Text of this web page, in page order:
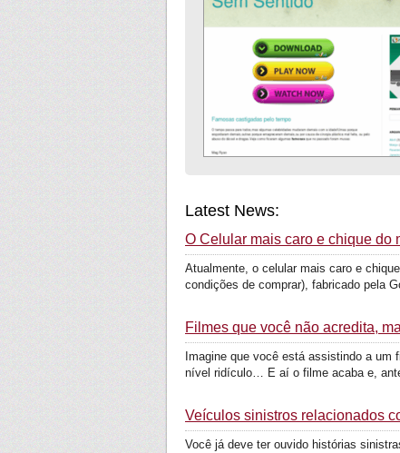
Latest News:
O Celular mais caro e chique do
Atualmente, o celular mais caro e
condições de comprar), fabricado pela
Filmes que você não acredita,
Imagine que você está assistindo a
nível ridículo… E aí o filme acaba e,
Veículos sinistros relacionados
Você já deve ter ouvido histórias